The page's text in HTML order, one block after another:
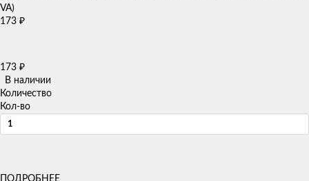
173 ₽
173 ₽
В наличии
Количество
Кол-во